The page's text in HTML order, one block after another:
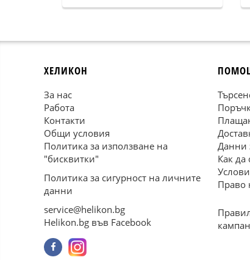
ХЕЛИКОН
За нас
Работа
Контакти
Общи условия
Политика за използване на
"бисквитки"
Политика за сигурност на личните
данни
service@helikon.bg
Helikon.bg във Facebook
Данни
Как да
Право